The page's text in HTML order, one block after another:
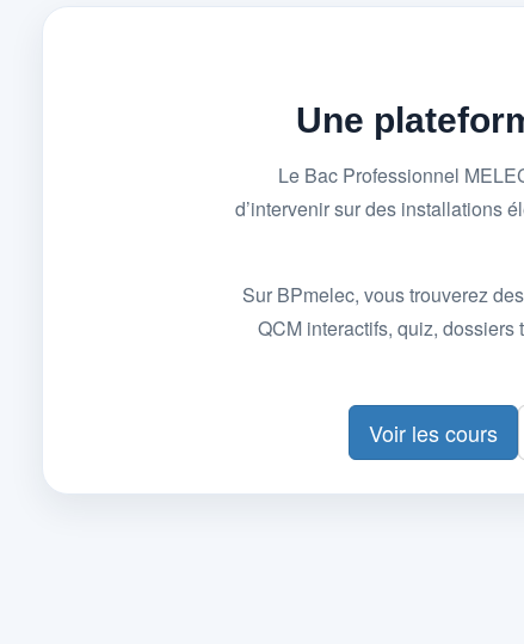
Une
Le Bac Professionnel
d’intervenir sur des installations
Sur BPmelec, vous trouverez
QCM interactifs, quiz,
Voir les cours